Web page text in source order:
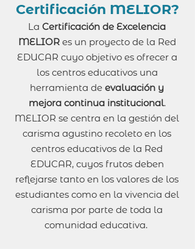
Certificación MELIOR?
La Certificación de Excelencia
MELIOR es un proyecto de la Red
EDUCAR cuyo objetivo es ofrecer a
los centros educativos una
herramienta de evaluación y
mejora continua institucional.
MELIOR se centra en la gestión del
carisma agustino recoleto en los
centros educativos de la Red
EDUCAR, cuyos frutos deben
reflejarse tanto en los valores de los
estudiantes como en la vivencia del
carisma por parte de toda la
comunidad educativa.